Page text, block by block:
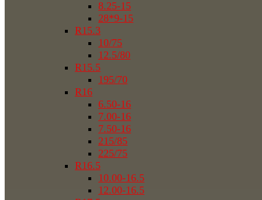
8.25-15
28*9-15
R15.3
10/75
12.5/80
R15.5
195/70
R16
6.50-16
7.00-16
7.50-16
215/85
225/75
R16.5
10.00-16.5
12.00-16.5